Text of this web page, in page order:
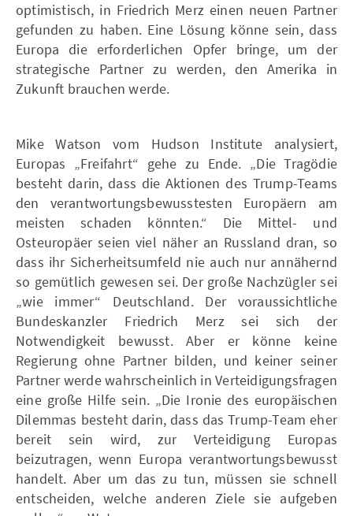
optimistisch, in Friedrich Merz einen neuen Partner
gefunden zu haben. Eine Lösung könne sein, dass
Europa die erforderlichen Opfer bringe, um der
strategische Partner zu werden, den Amerika in
Zukunft brauchen werde.
Mike Watson vom Hudson Institute analysiert,
Europas „Freifahrt“ gehe zu Ende. „Die Tragödie
besteht darin, dass die Aktionen des Trump-Teams
den verantwortungsbewusstesten Europäern am
meisten schaden könnten.“ Die Mittel- und
Osteuropäer seien viel näher an Russland dran, so
dass ihr Sicherheitsumfeld nie auch nur annähernd
so gemütlich gewesen sei. Der große Nachzügler sei
„wie immer“ Deutschland. Der voraussichtliche
Bundeskanzler Friedrich Merz sei sich der
Notwendigkeit bewusst. Aber er könne keine
Regierung ohne Partner bilden, und keiner seiner
Partner werde wahrscheinlich in Verteidigungsfragen
eine große Hilfe sein. „Die Ironie des europäischen
Dilemmas besteht darin, dass das Trump-Team eher
bereit sein wird, zur Verteidigung Europas
beizutragen, wenn Europa verantwortungsbewusst
handelt. Aber um das zu tun, müssen sie schnell
entscheiden, welche anderen Ziele sie aufgeben